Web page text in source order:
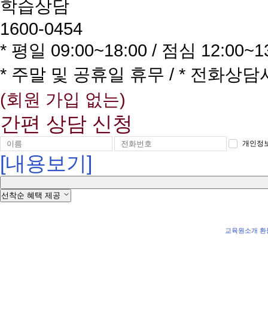
학습상담
1600-0454
* 평일 09:00~18:00 / 점심
* 주말 및 공휴일 휴무 / * 전화상담
(회원 가입 없는)
간편 상담 신청
개인정
[내용보기]
선착순 혜택 제공
교육원소개 환